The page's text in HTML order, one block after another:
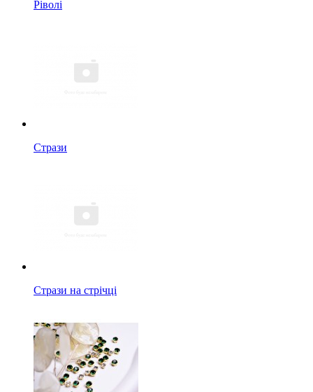
Ріволі
Стрази
Стрази на стрічці